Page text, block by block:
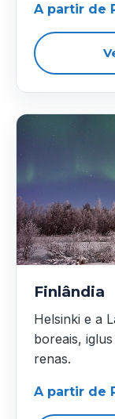
A partir de
Finlândia
Helsinki e a
boreais,
renas.
A partir de